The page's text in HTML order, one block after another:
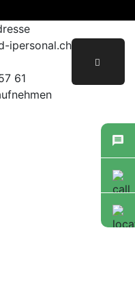
ipersonal.ch
61